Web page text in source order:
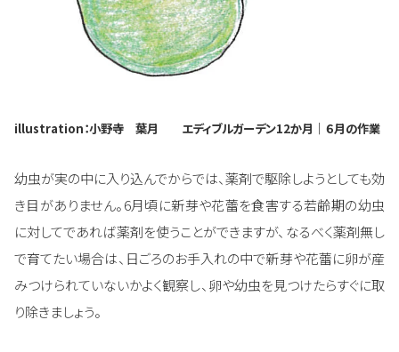
illustration：小野寺 葉月 エディブルガーデン12か月｜６月の作業
幼虫が実の中に入り込んでからでは、薬剤で駆除しようとしても効
き目がありません。6月頃に新芽や花蕾を食害する若齢期の幼虫
に対してであれば薬剤を使うことができますが、なるべく薬剤無し
で育てたい場合は、日ごろのお手入れの中で新芽や花蕾に卵が産
みつけられていないかよく観察し、卵や幼虫を見つけたらすぐに取
り除きましょう。